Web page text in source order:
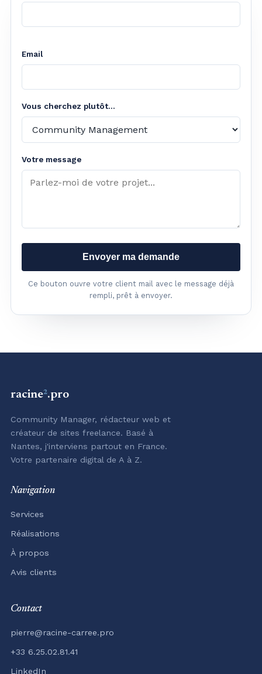
Email
Vous cherchez plutôt...
Votre message
Envoyer ma demande
Ce bouton ouvre votre client mail avec le message déjà
rempli, prêt à envoyer.
racine².pro
Community Manager, rédacteur web et
créateur de sites freelance. Basé à
Nantes, j'interviens partout en France.
Votre partenaire digital de A à Z.
Navigation
Services
Réalisations
À propos
Avis clients
Contact
pierre@racine-carree.pro
+33 6.25.02.81.41
LinkedIn